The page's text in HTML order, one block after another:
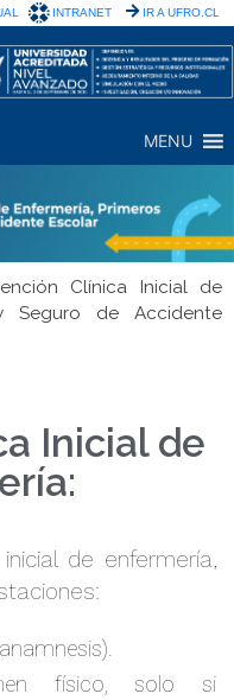
INTRANET IR A UFRO.CL
MENU
Clínica Inicial de
Seguro de Accidente
Inicial de
de enfermería,
físico, solo si